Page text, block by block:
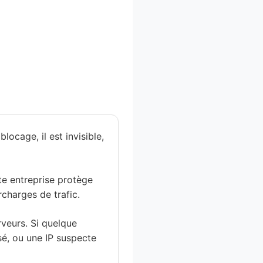
il est invisible,
entreprise protège
de trafic.
Si quelque
ou une IP suspecte